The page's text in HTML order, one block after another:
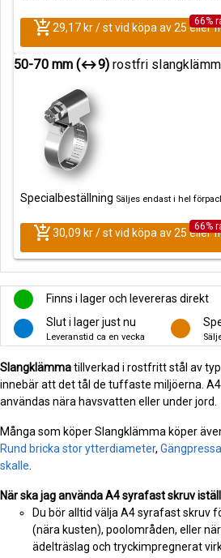
add_shopping_cart29,17 kr / st vid köpa av 25 eller
66%
50-70 mm (↔9)rostfri
Specialbeställning Säljes endast i hel
add_shopping_cart30,09 kr / st vid köpa av 25 eller
66%
Finns i lager och levereras direkt
Slut i lager just nu
Leveranstid ca en vecka
Slangklämmatillverkad i rostfritt stål av
innebär att det tål de tuffaste miljöerna.
användas nära havsvatten eller under jord.
Många som köper Slangklämma köper
Rund bricka stor ytterdiameter,
skalle
När ska jag använda A4 syrafast skruv
Du bör alltid välja A4 syrafast skruv
(nära kusten), poolområden, eller
ädelträslag och tryckimpregnerat